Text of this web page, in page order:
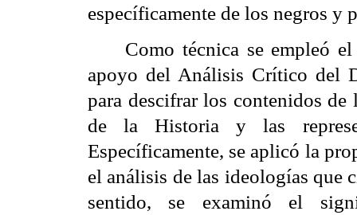
específicamente de los negros y
Como técnica se empleó
apoyo del Análisis Crítico del
para descifrar los contenidos de
dela Historia y las
Específicamente, se aplicó la
el análisis de las ideologías que
sentido, se examinó el